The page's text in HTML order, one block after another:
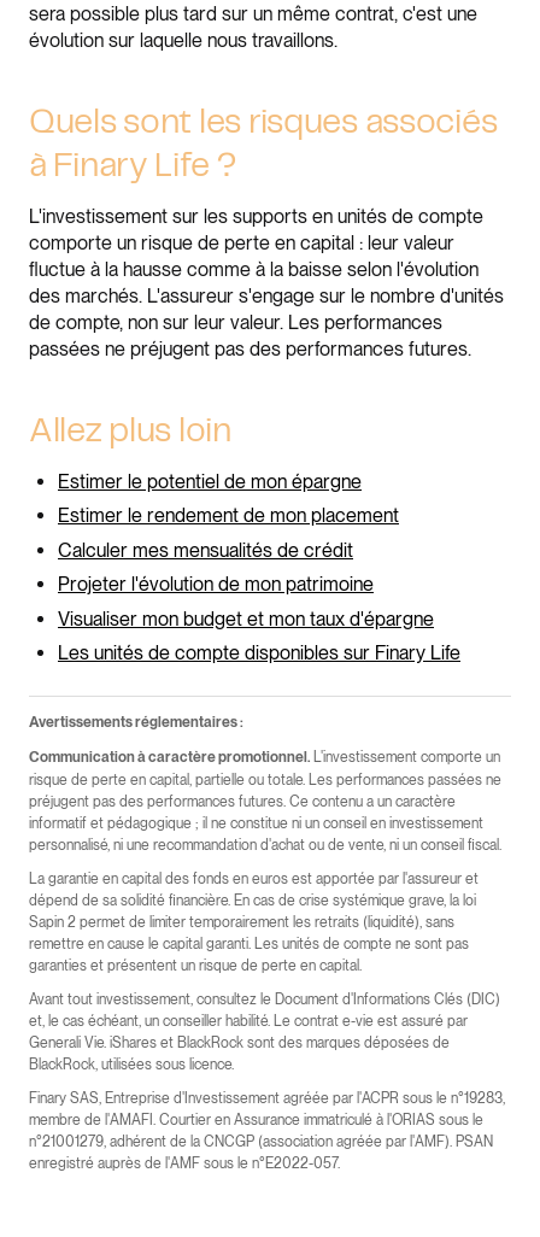
sera possible plus tard sur un même contrat, c'est une
évolution sur laquelle nous travaillons.
Quels sont les risques associés
à Finary Life ?
L'investissement sur les supports en unités de compte
comporte un risque de perte en capital : leur valeur
fluctue à la hausse comme à la baisse selon l'évolution
des marchés. L'assureur s'engage sur le nombre d'unités
de compte, non sur leur valeur. Les performances
passées ne préjugent pas des performances futures.
Allez plus loin
Estimer le potentiel de mon épargne
Estimer le rendement de mon placement
Calculer mes mensualités de crédit
Projeter l'évolution de mon patrimoine
Visualiser mon budget et mon taux d'épargne
Les unités de compte disponibles sur Finary Life
Avertissements réglementaires :
Communication à caractère promotionnel. L'investissement comporte un
risque de perte en capital, partielle ou totale. Les performances passées ne
préjugent pas des performances futures. Ce contenu a un caractère
informatif et pédagogique ; il ne constitue ni un conseil en investissement
personnalisé, ni une recommandation d'achat ou de vente, ni un conseil fiscal.
La garantie en capital des fonds en euros est apportée par l'assureur et
dépend de sa solidité financière. En cas de crise systémique grave, la loi
Sapin 2 permet de limiter temporairement les retraits (liquidité), sans
remettre en cause le capital garanti. Les unités de compte ne sont pas
garanties et présentent un risque de perte en capital.
Avant tout investissement, consultez le Document d'Informations Clés (DIC)
et, le cas échéant, un conseiller habilité. Le contrat e-vie est assuré par
Generali Vie. iShares et BlackRock sont des marques déposées de
BlackRock, utilisées sous licence.
Finary SAS, Entreprise d'Investissement agréée par l'ACPR sous le n°19283,
membre de l'AMAFI. Courtier en Assurance immatriculé à l'ORIAS sous le
n°21001279, adhérent de la CNCGP (association agréée par l'AMF). PSAN
enregistré auprès de l'AMF sous le n°E2022-057.